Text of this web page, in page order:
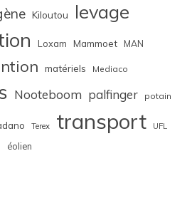
Kiloutou levage
Loxam Mammoet MAN
matériels Mediaco
Nooteboom palfinger potain
Terex transport UFL
éolien